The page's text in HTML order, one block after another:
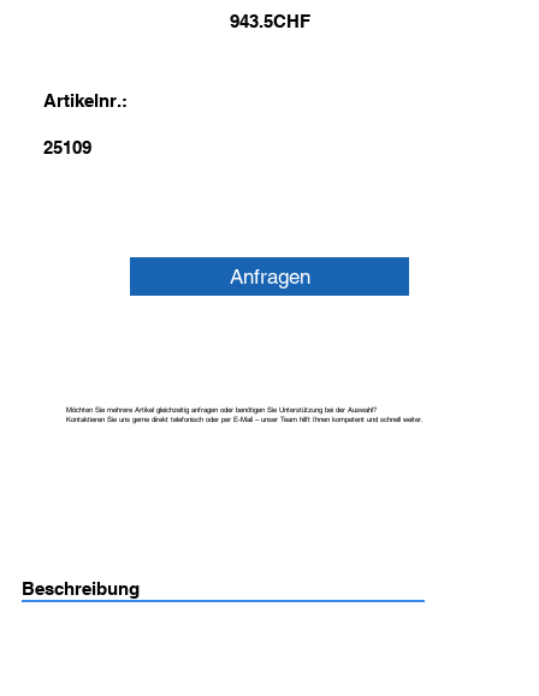
943.5CHF
Artikelnr.:
25109
Anfragen
Möchten Sie mehrere Artikel gleichzeitig anfragen oder benötigen Sie Unterstützung bei der Auswahl?
Kontaktieren Sie uns gerne direkt telefonisch oder per E-Mail – unser Team hilft Ihnen kompetent und schnell weiter.
Beschreibung